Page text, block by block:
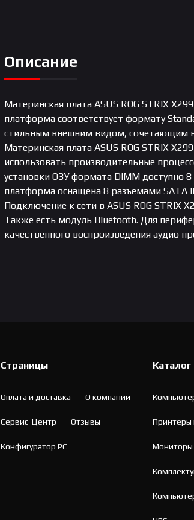
Описание
Материнская плата ASUS ROG STRIX
платформа соответствует формату
стильным внешним видом, сочетающим
Материнская плата ASUS ROG STRIX
использовать производительные
установки ОЗУ формата DIMM доступно
платформа оснащена 8 разъемами SATA
Подключение к сети в ASUS ROG STRIX
Также есть модуль Bluetooth. Для
качественного воспроизведения аудио
Страницы
Оплата и доставка О компании
Сервис-Центр Отзывы
Конфигуратор PC
Каталог
Мониторы